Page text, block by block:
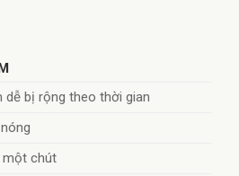
dễ bị rộng theo thời gian
một chút